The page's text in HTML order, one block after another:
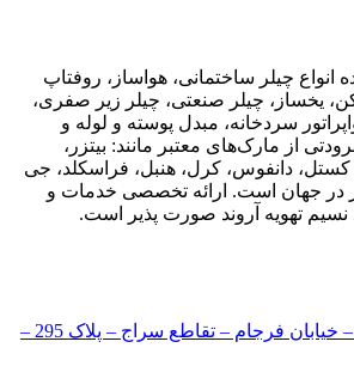
انواع چیلر ساختمانی، هواساز، روفتاپ
یخساز، چیلر صنعتی، چیلر زیر صفری،
سردخانه، مبدل پوسته و لوله و
از مارک‌های معتبر مانند: بیتزر،
دانفوس، کرل، هنبل، فراسکلد، جی
در جهان است. ارائه تخصصی خدمات و
تهویه آروند صورت پذیر است.
تهران – میدان رسالت – خیابان فرجام – تقاطع سراج – پلاک 295 –